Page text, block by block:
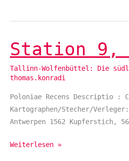
Station
Tallinn-Wolfenbüttel: Die
thomas.konradi
Poloniae Recens Descriptio :
Kartographen/Stecher/Verleger:
Antwerpen 1562 Kupferstich,
Station
9,
Titel
Weiterlesen »